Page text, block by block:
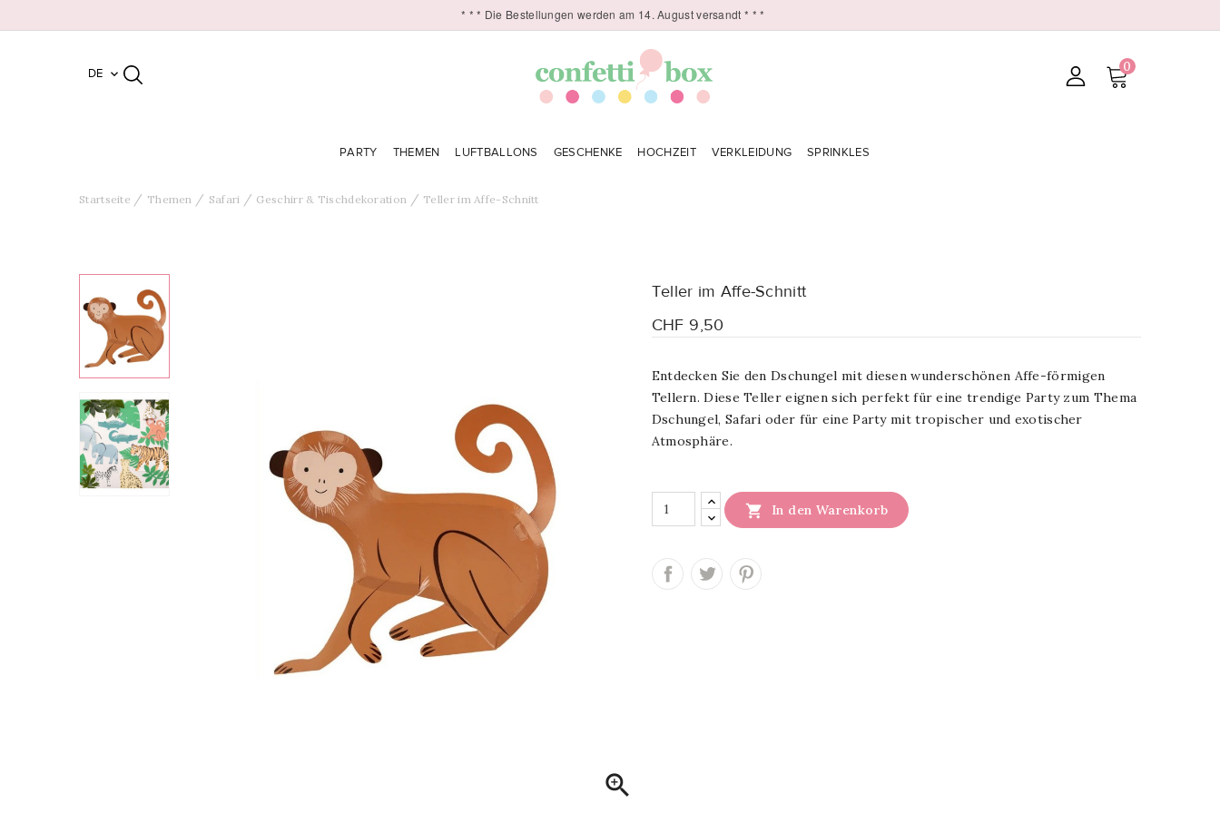
* * * Die Bestellungen werden am 14. August versandt * * *
DE  0
PARTY THEMEN LUFTBALLONS GESCHENKE HOCHZEIT VERKLEIDUNG SPRINKLES
Startseite Themen Safari Geschirr & Tischdekoration Teller im Affe-Schnitt

Teller im Affe-Schnitt
CHF 9,50
Entdecken Sie den Dschungel mit diesen wunderschönen Affe-förmigen
Tellern. Diese Teller eignen sich perfekt für eine trendige Party zum Thema
Dschungel, Safari oder für eine Party mit tropischer und exotischer
Atmosphäre.
 In den Warenkorb